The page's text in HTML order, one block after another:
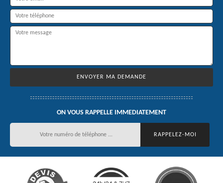
ON VOUS RAPPELLE IMMEDIATEMENT